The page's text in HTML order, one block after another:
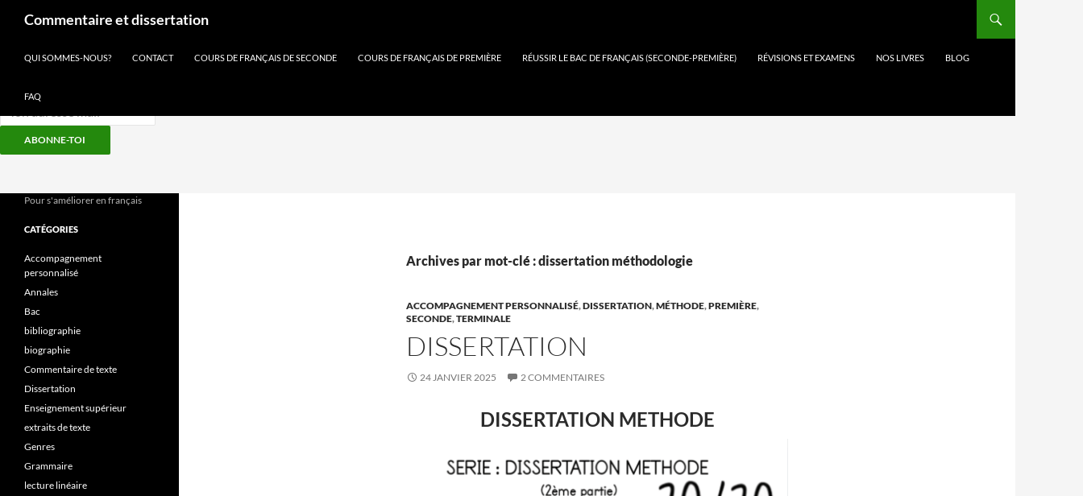
ABONNE-TOI
contenu
Commentaire et dissertation
QUI SOMMES-NOUS? CONTACT COURS DE FRANÇAIS DE SECONDE COURS DE FRANÇAIS DE PREMIÈRE RÉUSSIR LE BAC DE FRANÇAIS (SECONDE-PREMIÈRE) RÉVISIONS ET EXAMENS NOS LIVRES BLOG
FAQ
Archives par mot-clé : dissertation méthodologie
ACCOMPAGNEMENT PERSONNALISÉ,DISSERTATION,MÉTHODE,PREMIÈRE,
SECONDE,TERMINALE
DISSERTATION
24 JANVIER 2025 2 COMMENTAIRES
DISSERTATION METHODE
Pour s'améliorer en français
CATÉGORIES
Accompagnement
personnalisé
Annales
Bac
bibliographie
biographie
Commentaire de texte
Dissertation
Enseignement supérieur
extraits de texte
Genres
Grammaire
lecture linéaire